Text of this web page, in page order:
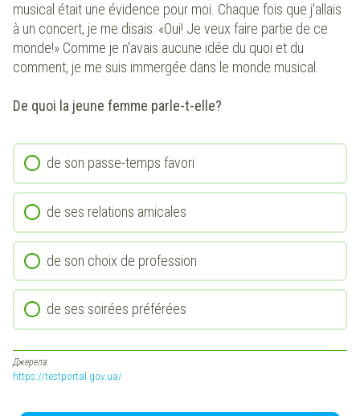
musical était une évidence pour moi. Chaque fois que j'allais
à un concert, je me disais: «Oui! Je veux faire partie de ce
monde!» Comme je n'avais aucune idée du quoi et du
comment, je me suis immergée dans le monde musical.
De quoi la jeune femme parle-t-elle?
de son passe-temps favori
de ses relations amicales
de son choix de profession
de ses soirées préférées
Джерела:
https://testportal.gov.ua/